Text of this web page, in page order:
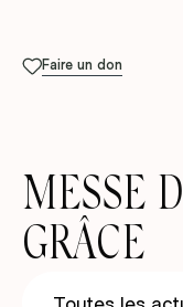
Faire un don
MESSE
GRÂCE